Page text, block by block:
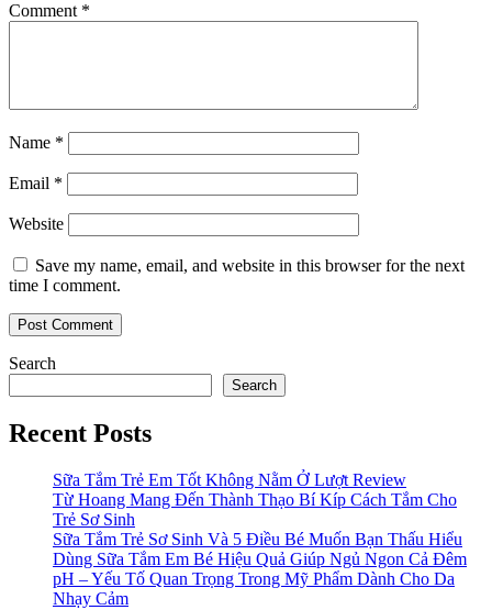
Comment *
Name *
Email *
Website
Save my name, email, and website in this browser for the next
time I comment.
Search
Search
Recent Posts
Sữa Tắm Trẻ Em Tốt Không Nằm Ở Lượt Review
Từ Hoang Mang Đến Thành Thạo Bí Kíp Cách Tắm Cho
Trẻ Sơ Sinh
Sữa Tắm Trẻ Sơ Sinh Và 5 Điều Bé Muốn Bạn Thấu Hiểu
Dùng Sữa Tắm Em Bé Hiệu Quả Giúp Ngủ Ngon Cả Đêm
pH – Yếu Tố Quan Trọng Trong Mỹ Phẩm Dành Cho Da
Nhạy Cảm